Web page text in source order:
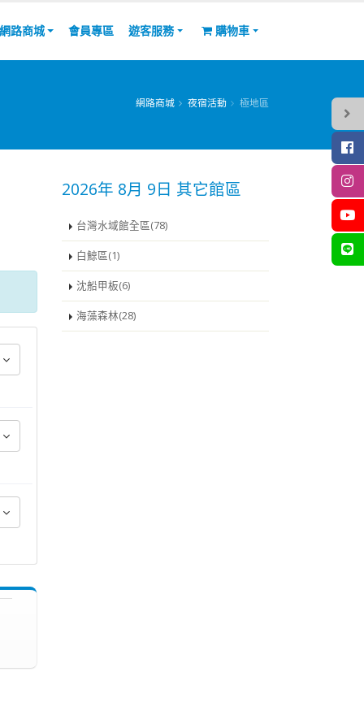
網路商城 會員專區 遊客服務 購物車
網路商城 夜宿活動 極地區
2026年 8月 9日 其它館區
台灣水域館全區(78)
白鯨區(1)
沈船甲板(6)
海藻森林(28)